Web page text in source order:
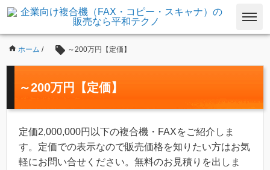
ホーム / ～200万円【定価】
～200万円【定価】
定価2,000,000円以下の複合機・FAXをご紹介しま
す。定価での表示なので販売価格を知りたい方はお気
軽にお問い合せください。無料のお見積りを出しま